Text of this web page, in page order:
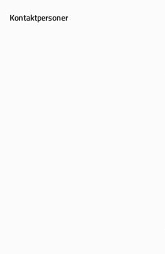
Kontaktpersoner